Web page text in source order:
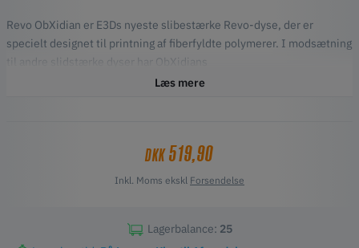
Revo ObXidian er E3Ds nyeste slibestærke Revo-dyse, der er
specielt designet til printning af fiberfyldte polymerer. I modsætning
til andre slidstærke dyser har ObXidians
kobberlegeringskonstruktion en lignende termisk ydeevne som
Materiale: Materiale: Kobber/hærdet stål med E3DLC™-
Størrelser af dyser: Størrelser: 0,25 mm, 0,4 mm, 0,6 mm og 0,8
Læs mere
DKK519,90
Inkl. Moms ekskl Forsendelse
Lagerbalance: 25